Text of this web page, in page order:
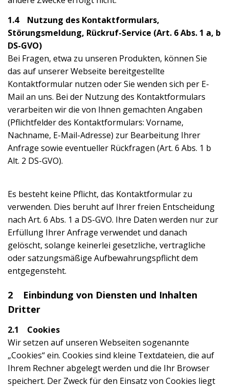
1.4 Nutzung des Kontaktformulars,
Störungsmeldung, Rückruf-Service (Art. 6 Abs. 1 a, b
DS-GVO)
Bei Fragen, etwa zu unseren Produkten, können Sie
das auf unserer Webseite bereitgestellte
Kontaktformular nutzen oder Sie wenden sich per E-
Mail an uns. Bei der Nutzung des Kontaktformulars
verarbeiten wir die von Ihnen gemachten Angaben
(Pflichtfelder des Kontaktformulars: Vorname,
Nachname, E-Mail-Adresse) zur Bearbeitung Ihrer
Anfrage sowie eventueller Rückfragen (Art. 6 Abs. 1 b
Alt. 2 DS-GVO).
Es besteht keine Pflicht, das Kontaktformular zu
verwenden. Dies beruht auf Ihrer freien Entscheidung
nach Art. 6 Abs. 1 a DS-GVO. Ihre Daten werden nur zur
Erfüllung Ihrer Anfrage verwendet und danach
gelöscht, solange keinerlei gesetzliche, vertragliche
oder satzungsmäßige Aufbewahrungspflicht dem
entgegensteht.
2 Einbindung von Diensten und Inhalten
Dritter
2.1 Cookies
Wir setzen auf unseren Webseiten sogenannte
„Cookies“ ein. Cookies sind kleine Textdateien, die auf
Ihrem Rechner abgelegt werden und die Ihr Browser
speichert. Der Zweck für den Einsatz von Cookies liegt